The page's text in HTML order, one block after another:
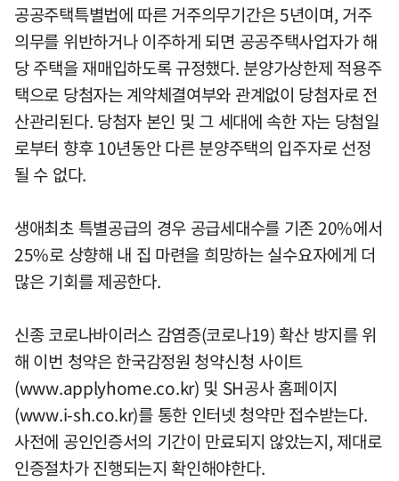
공공주택특별법에 따른 거주의무기간은 5년이며, 거주
의무를 위반하거나 이주하게 되면 공공주택사업자가 해
당 주택을 재매입하도록 규정했다. 분양가상한제 적용주
택으로 당첨자는 계약체결여부와 관계없이 당첨자로 전
산관리된다. 당첨자 본인 및 그 세대에 속한 자는 당첨일
로부터 향후 10년동안 다른 분양주택의 입주자로 선정
될 수 없다.
생애최초 특별공급의 경우 공급세대수를 기존 20%에서
25%로 상향해 내 집 마련을 희망하는 실수요자에게 더
많은 기회를 제공한다.
신종 코로나바이러스 감염증(코로나19) 확산 방지를 위
해 이번 청약은 한국감정원 청약신청 사이트
(www.applyhome.co.kr) 및 SH공사 홈페이지
(www.i-sh.co.kr)를 통한 인터넷 청약만 접수받는다.
사전에 공인인증서의 기간이 만료되지 않았는지, 제대로
인증절차가 진행되는지 확인해야한다.